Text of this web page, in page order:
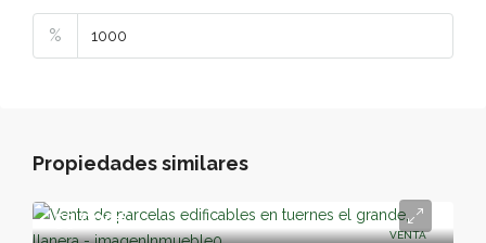
%
Propiedades similares
VENTA
55,000€